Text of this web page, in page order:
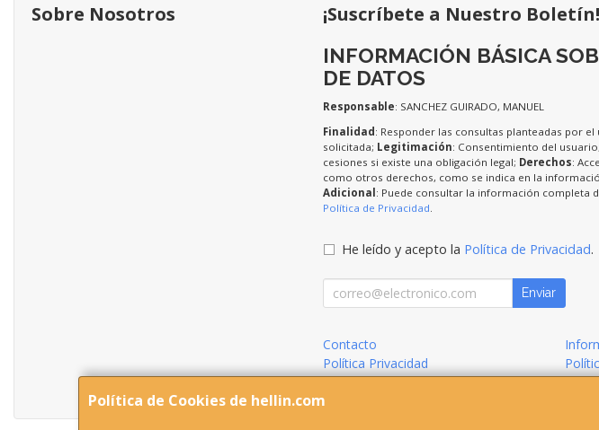
Política de Cookies de hellin.com
Sobre Nosotros
¡Suscríbete a Nuestro Boletín!
INFORMACIÓN BÁSICA
DE DATOS
Responsable: SANCHEZ GUIRADO, MANUEL
Finalidad: Responder las consultas planteadas por
solicitada; Legitimación: Consentimiento del usuario;
cesiones si existe una obligación legal; Derechos:
como otros derechos, como se indica en la
Adicional: Puede consultar la información completa
Política de Privacidad
He leído y acepto la Política de Privacidad.
Enviar
Contacto
Política Privacidad
Condiciones de Compra